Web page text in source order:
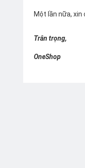
Một lần nữa,
Trân trọng,
OneShop